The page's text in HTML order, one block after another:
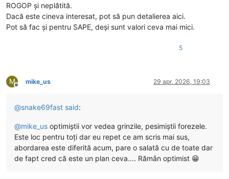
ROGOP și neplătită.
Dacă este cineva interesat, pot să pun detalierea aici.
Pot să fac și pentru SAPE, deși sunt valori ceva mai mici.
5
M
Deconectat
mike_us 29 apr. 2026, 19:03
@snake69fast said:
@mike_us optimiștii vor vedea grinzile, pesimiștii forezele.
Este loc pentru toți dar eu repet ce am scris mai sus,
abordarea este diferită acum, pare o salată cu de toate dar
de fapt cred că este un plan ceva.... Rămân optimist 😁